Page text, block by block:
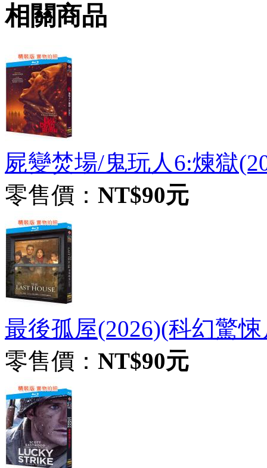
相關商品
屍變焚場/鬼玩人6:煉獄
零售價： NT$90元
最後孤屋(2026)(科幻驚
零售價： NT$90元